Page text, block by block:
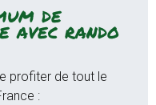
de
avec rando
profiter de tout le
:
réel